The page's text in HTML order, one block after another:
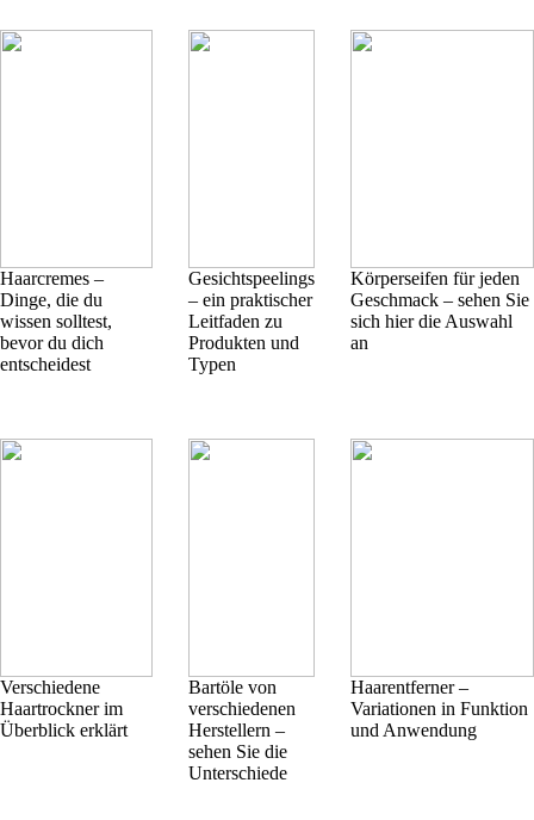
Haarcremes –
Dinge, die du
wissen solltest,
bevor du dich
entscheidest
Gesichtspeelings
– ein praktischer
Leitfaden zu
Produkten und
Typen
Körperseifen für jeden
Geschmack – sehen Sie
sich hier die Auswahl
an
Verschiedene
Haartrockner im
Überblick erklärt
Bartöle von
verschiedenen
Herstellern –
sehen Sie die
Unterschiede
Haarentferner –
Variationen in Funktion
und Anwendung